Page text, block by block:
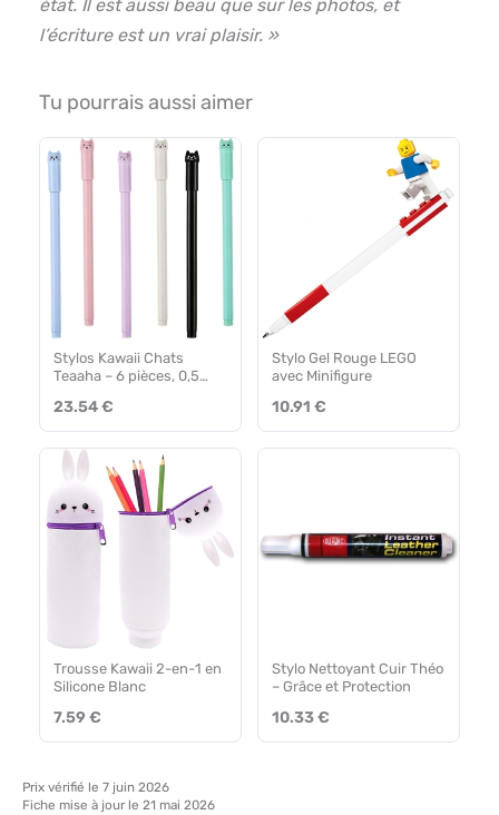
état. Il est aussi beau que sur les photos, et
l’écriture est un vrai plaisir. »
Tu pourrais aussi aimer
Stylos Kawaii Chats
Teaaha – 6 pièces, 0,5
23.54 €
Stylo Gel Rouge LEGO
avec Minifigure
10.91 €
Trousse Kawaii 2-en-1 en
Silicone Blanc
7.59 €
Stylo Nettoyant Cuir Théo
– Grâce et Protection
10.33 €
Prix vérifié le 7 juin 2026
Fiche mise à jour le 21 mai 2026